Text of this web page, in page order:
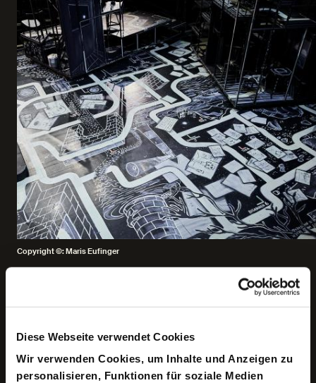
Diese Webseite verwendet Cookies
Wir verwenden Cookies, um Inhalte und Anzeigen zu
personalisieren, Funktionen für soziale Medien
Copyright ©: Maris Eufinger
Jetzt ist die richtige Zeit für Literatur. Weil der Schrecken